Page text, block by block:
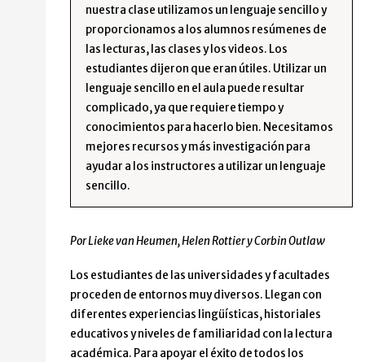
nuestra clase utilizamos un lenguaje sencillo y
proporcionamos a los alumnos resúmenes de
las lecturas, las clases y los videos. Los
estudiantes dijeron que eran útiles. Utilizar un
lenguaje sencillo en el aula puede resultar
complicado, ya que requiere tiempo y
conocimientos para hacerlo bien. Necesitamos
mejores recursos y más investigación para
ayudar a los instructores a utilizar un lenguaje
sencillo.
Por Lieke van Heumen, Helen Rottier y Corbin Outlaw
Los estudiantes de las universidades y facultades
proceden de entornos muy diversos. Llegan con
diferentes experiencias lingüísticas, historiales
educativos y niveles de familiaridad con la lectura
académica. Para apoyar el éxito de todos los